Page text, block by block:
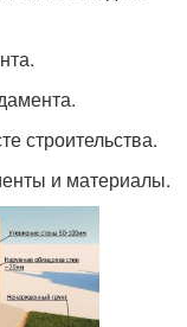
строительства.
и материалы.